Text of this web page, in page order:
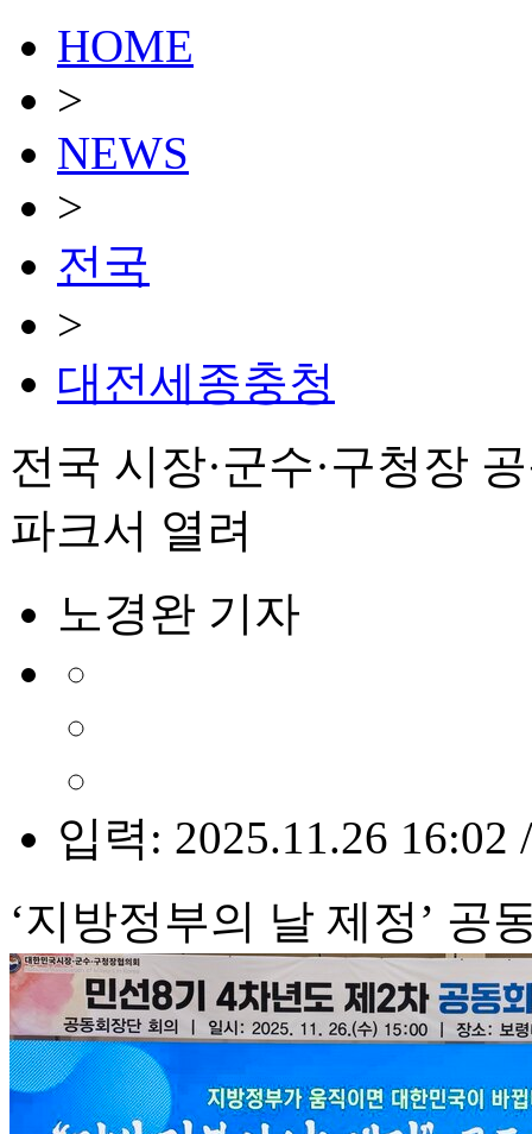
HOME
>
NEWS
>
전국
>
대전세종충청
전국 시장·군수·구청장
파크서 열려
노경완 기자
입력: 2025.11.26 16:02
‘지방정부의 날 제정’ 공